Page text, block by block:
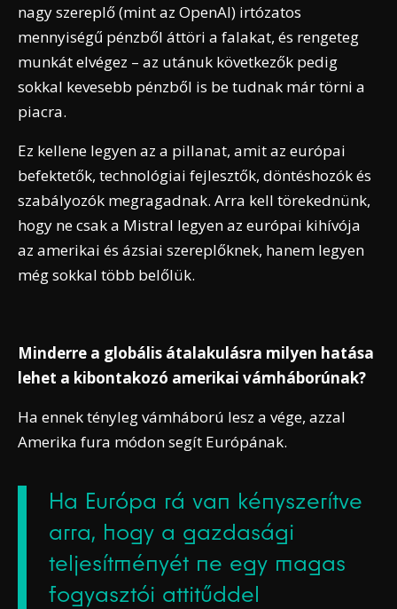
nagy szereplő (mint az OpenAI) irtózatos
mennyiségű pénzből áttöri a falakat, és rengeteg
munkát elvégez – az utánuk következők pedig
sokkal kevesebb pénzből is be tudnak már törni a
piacra.
Ez kellene legyen az a pillanat, amit az európai
befektetők, technológiai fejlesztők, döntéshozók és
szabályozók megragadnak. Arra kell törekednünk,
hogy ne csak a Mistral legyen az európai kihívója
az amerikai és ázsiai szereplőknek, hanem legyen
még sokkal több belőlük.
Minderre a globális átalakulásra milyen hatása
lehet a kibontakozó amerikai vámháborúnak?
Ha ennek tényleg vámháború lesz a vége, azzal
Amerika fura módon segít Európának.
Ha Európa rá van kényszerítve
arra, hogy a gazdasági
teljesítményét ne egy magas
fogyasztói attitűddel